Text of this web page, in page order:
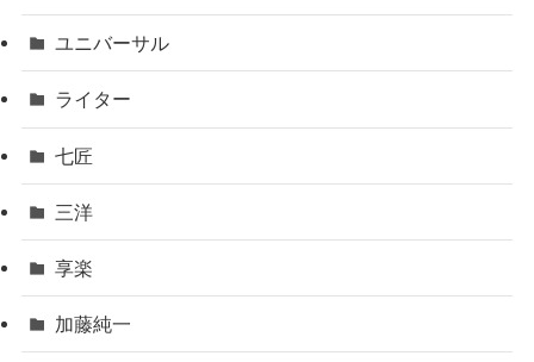
ユニバーサル
ライター
七匠
三洋
享楽
加藤純一